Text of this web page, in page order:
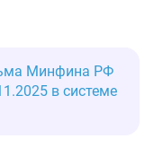
Минфина РФ
в системе